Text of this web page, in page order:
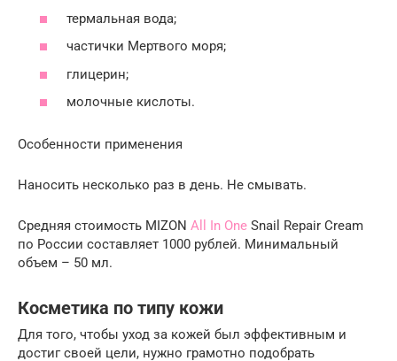
термальная вода;
частички Мертвого моря;
глицерин;
молочные кислоты.
Особенности применения
Наносить несколько раз в день. Не смывать.
Средняя стоимость MIZON All In One Snail Repair Cream
по России составляет 1000 рублей. Минимальный
объем – 50 мл.
Косметика по типу кожи
Для того, чтобы уход за кожей был эффективным и
достиг своей цели, нужно грамотно подобрать